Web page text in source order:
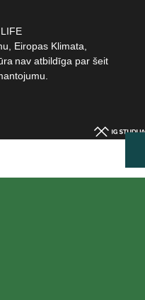
Eiropas Klimata,
nav atbildīga par šeit